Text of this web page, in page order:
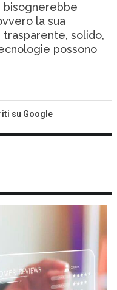
bisognerebbe
la sua
trasparente, solido,
possono
su Google